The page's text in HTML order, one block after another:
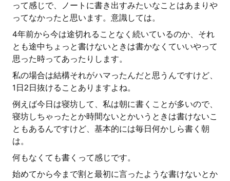
って感じで、ノートに書き出すみたいなことはあまりや
ってなかったと思います。意識しては。
4年前から今は途切れることなく続いているのか、それ
とも途中ちょっと書けないときは書かなくていいやって
思った時ってあったりします。
私の場合は結構それがハマったんだと思うんですけど、
1日2日抜けることありますよね。
例えば今日は寝坊して、私は朝に書くことが多いので、
寝坊しちゃったとか時間ないとかいうときは書けないこ
ともあるんですけど、基本的には毎日何かしら書く朝
は。
何もなくても書くって感じです。
始めてから今まで割と最初に言ったような書けないとか